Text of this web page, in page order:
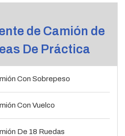
de Camión de
De Práctica
Con Sobrepeso
Con Vuelco
De 18 Ruedas